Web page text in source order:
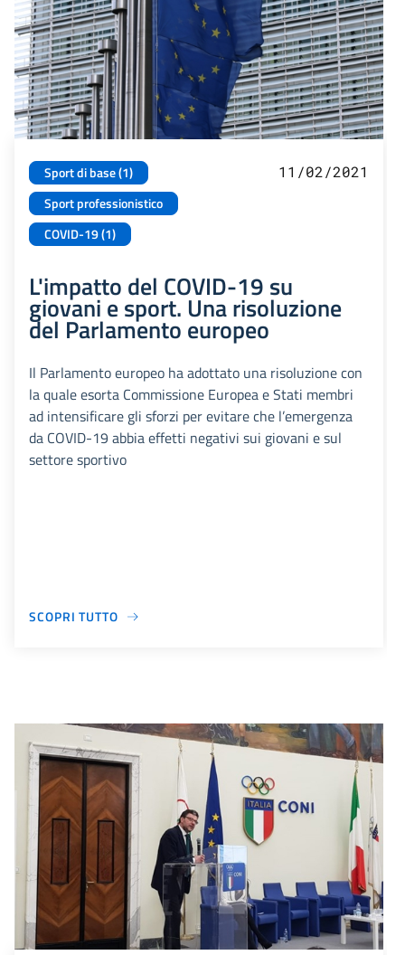
Sport di base (1)
Sport professionistico
COVID-19 (1)
11/02/2021
L'impatto del COVID-19 su
giovani e sport. Una risoluzione
del Parlamento europeo
Il Parlamento europeo ha adottato una risoluzione con
la quale esorta Commissione Europea e Stati membri
ad intensificare gli sforzi per evitare che l’emergenza
da COVID-19 abbia effetti negativi sui giovani e sul
settore sportivo
SCOPRI TUTTO